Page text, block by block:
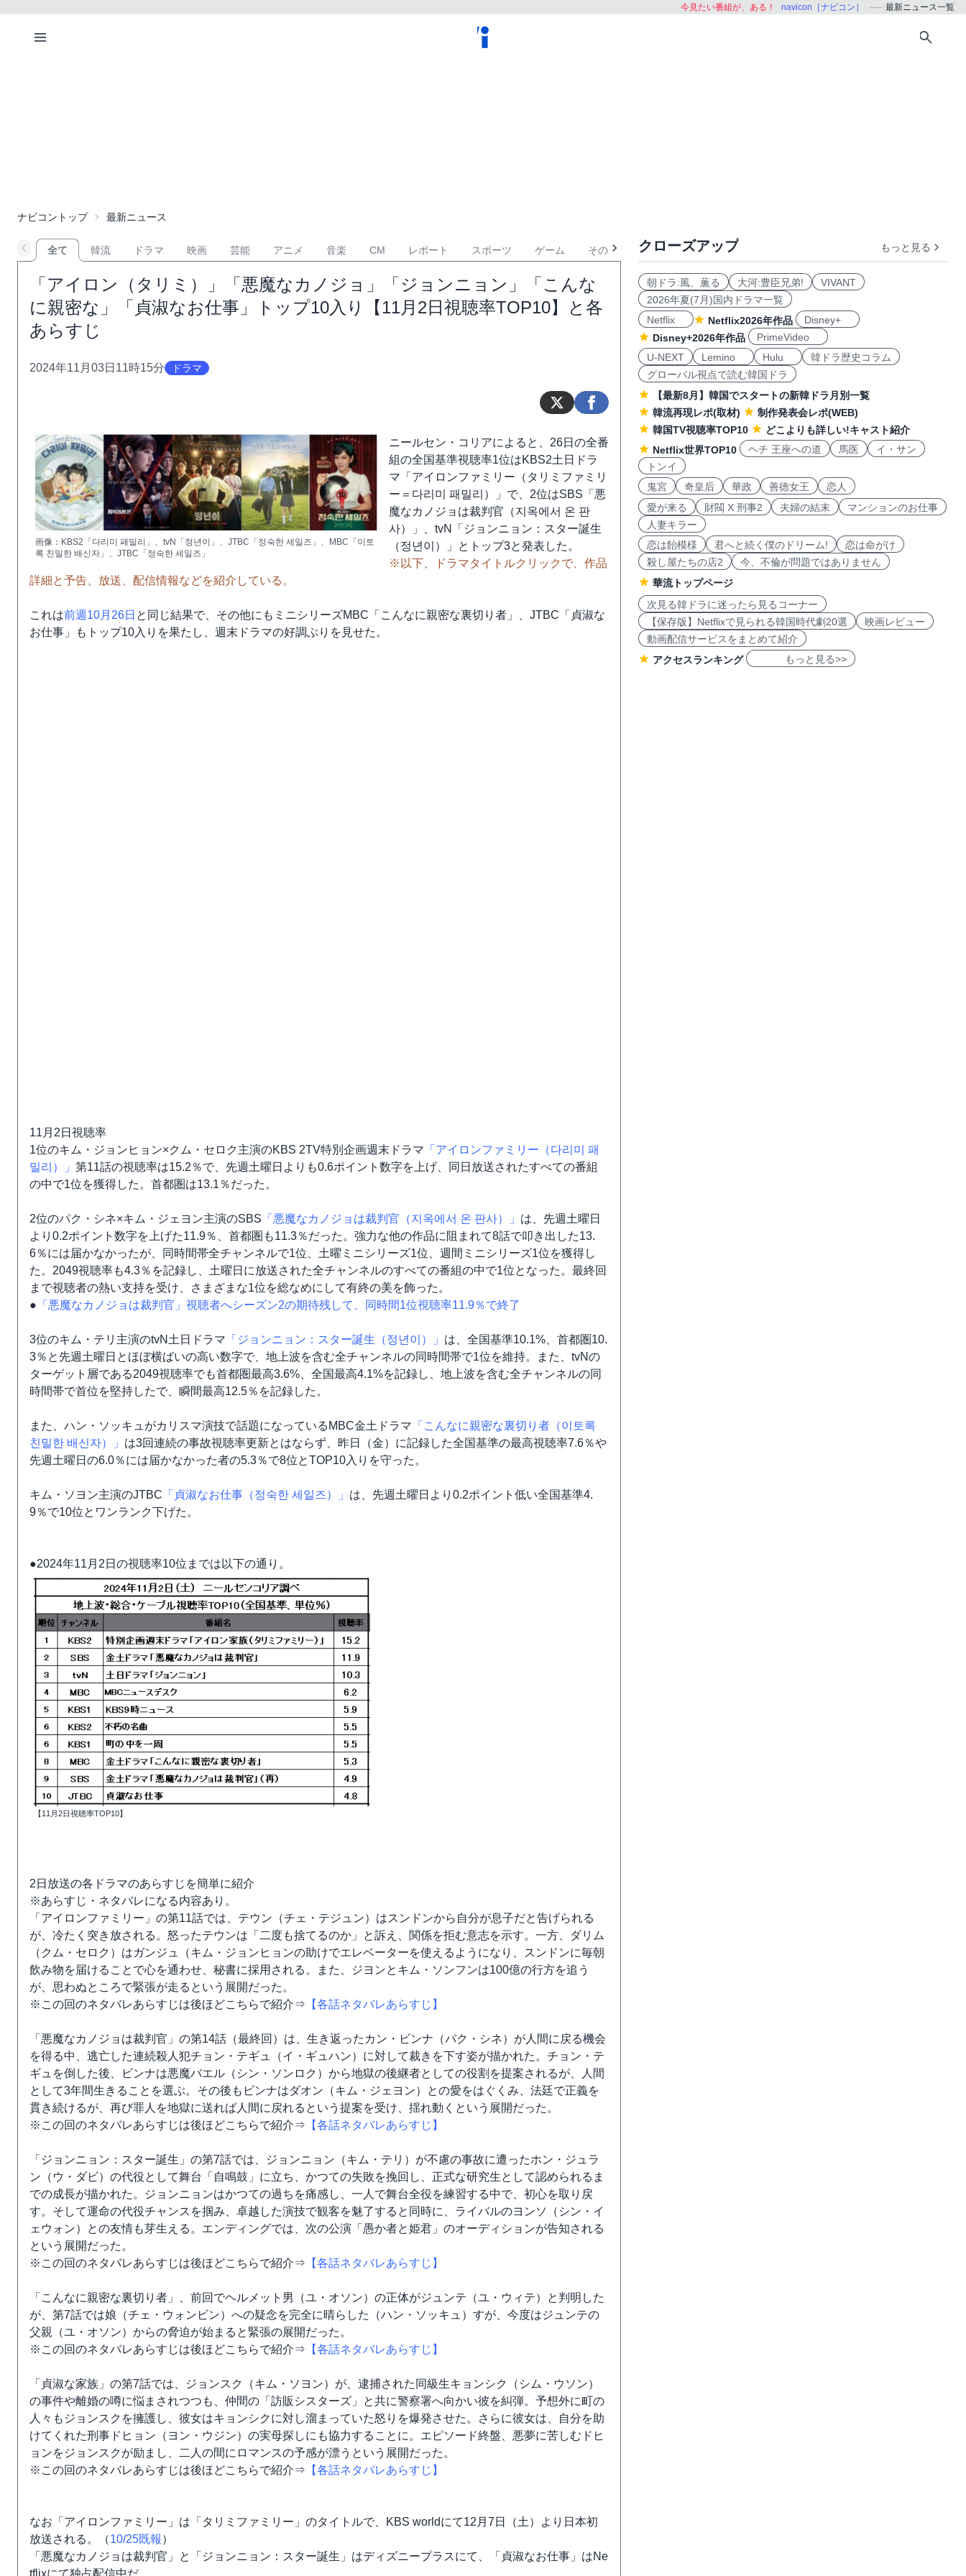
今見たい番組が、ある！ navicon［ナビコン］ 最新ニュース一覧
ナビコントップ 最新ニュース
全て 韓流 ドラマ 映画 芸能 アニメ 音楽 CM レポート スポーツ ゲーム その他
「アイロン（タリミ）」「悪魔なカノジョ」「ジョンニョン」「こんな
に親密な」「貞淑なお仕事」トップ10入り【11月2日視聴率TOP10】と各
あらすじ
2024年11月03日11時15分 ドラマ
画像：KBS2「다리미 패밀리」、tvN「정년이」、JTBC「정숙한 세일즈」、MBC「이토
록 친밀한 배신자」、JTBC「정숙한 세일즈」
ニールセン・コリアによると、26日の全番
組の全国基準視聴率1位はKBS2土日ドラ
マ「アイロンファミリー（タリミファミリ
ー＝다리미 패밀리）」で、2位はSBS「悪
魔なカノジョは裁判官（지옥에서 온 판
사）」、tvN「ジョンニョン：スター誕生
（정년이）」とトップ3と発表した。
※以下、ドラマタイトルクリックで、作品
詳細と予告、放送、配信情報などを紹介している。
これは前週10月26日 と同じ結果で、その他にもミニシリーズMBC「こんなに親密な裏切り者」、JTBC「貞淑な
お仕事」もトップ10入りを果たし、週末ドラマの好調ぶりを見せた。
11月2日視聴率
1位のキム・ジョンヒョン×クム・セロク主演のKBS 2TV特別企画週末ドラマ 「アイロンファミリー（다리미 패
밀리）」 第11話の視聴率は15.2％で、先週土曜日よりも0.6ポイント数字を上げ、同日放送されたすべての番組
の中で1位を獲得した。首都圏は13.1％だった。
2位のパク・シネ×キム・ジェヨン主演のSBS 「悪魔なカノジョは裁判官（지옥에서 온 판사）」 は、先週土曜日
より0.2ポイント数字を上げた11.9％、首都圏も11.3％だった。強力な他の作品に阻まれて8話で叩き出した13.
6％には届かなかったが、同時間帯全チャンネルで1位、土曜ミニシリーズ1位、週間ミニシリーズ1位を獲得し
た。2049視聴率も4.3％を記録し、土曜日に放送された全チャンネルのすべての番組の中で1位となった。最終回
まで視聴者の熱い支持を受け、さまざまな1位を総なめにして有終の美を飾った。
● 「悪魔なカノジョは裁判官」視聴者へシーズン2の期待残して、同時間1位視聴率11.9％で終了
3位のキム・テリ主演のtvN土日ドラマ 「ジョンニョン：スター誕生（정년이）」 は、全国基準10.1%、首都圏10.
3％と先週土曜日とほぼ横ばいの高い数字で、地上波を含む全チャンネルの同時間帯で1位を維持。また、tvNの
ターゲット層である2049視聴率でも首都圏最高3.6%、全国最高4.1%を記録し、地上波を含む全チャンネルの同
時間帯で首位を堅持したで、瞬間最高12.5％を記録した。
また、ハン・ソッキュがカリスマ演技で話題になっているMBC金土ドラマ 「こんなに親密な裏切り者（이토록
친밀한 배신자）」 は3回連続の事故視聴率更新とはならず、昨日（金）に記録した全国基準の最高視聴率7.6％や
先週土曜日の6.0％には届かなかった者の5.3％で8位とTOP10入りを守った。
キム・ソヨン主演のJTBC 「貞淑なお仕事（정숙한 세일즈）」 は、先週土曜日より0.2ポイント低い全国基準4.
9％で10位とワンランク下げた。
●2024年11月2日の視聴率10位までは以下の通り。
【11月2日視聴率TOP10】
2日放送の各ドラマのあらすじを簡単に紹介
※あらすじ・ネタバレになる内容あり。
「アイロンファミリー」の第11話では、テウン（チェ・テジュン）はスンドンから自分が息子だと告げられる
が、冷たく突き放される。怒ったテウンは「二度も捨てるのか」と訴え、関係を拒む意志を示す。一方、ダリム
（クム・セロク）はガンジュ（キム・ジョンヒョンの助けでエレベーターを使えるようになり、スンドンに毎朝
飲み物を届けることで心を通わせ、秘書に採用される。また、ジヨンとキム・ソンフンは100億の行方を追う
が、思わぬところで緊張が走るという展開だった。
※この回のネタバレあらすじは後ほどこちらで紹介⇒ 【各話ネタバレあらすじ】
「悪魔なカノジョは裁判官」の第14話（最終回）は、生き返ったカン・ビンナ（パク・シネ）が人間に戻る機会
を得る中、逃亡した連続殺人犯チョン・テギュ（イ・ギュハン）に対して裁きを下す姿が描かれた。チョン・テ
ギュを倒した後、ビンナは悪魔バエル（シン・ソンロク）から地獄の後継者としての役割を提案されるが、人間
として3年間生きることを選ぶ。その後もビンナはダオン（キム・ジェヨン）との愛をはぐくみ、法廷で正義を
貫き続けるが、再び罪人を地獄に送れば人間に戻れるという提案を受け、揺れ動くという展開だった。
※この回のネタバレあらすじは後ほどこちらで紹介⇒ 【各話ネタバレあらすじ】
「ジョンニョン：スター誕生」の第7話では、ジョンニョン（キム・テリ）が不慮の事故に遭ったホン・ジュラ
ン（ウ・ダビ）の代役として舞台「自鳴鼓」に立ち、かつての失敗を挽回し、正式な研究生として認められるま
での成長が描かれた。ジョンニョンはかつての過ちを痛感し、一人で舞台全役を練習する中で、初心を取り戻
す。そして運命の代役チャンスを掴み、卓越した演技で観客を魅了すると同時に、ライバルのヨンソ（シン・イ
ェウォン）との友情も芽生える。エンディングでは、次の公演「愚か者と姫君」のオーディションが告知される
という展開だった。
※この回のネタバレあらすじは後ほどこちらで紹介⇒ 【各話ネタバレあらすじ】
「こんなに親密な裏切り者」、前回でヘルメット男（ユ・オソン）の正体がジュンテ（ユ・ウィテ）と判明した
が、第7話では娘（チェ・ウォンビン）への疑念を完全に晴らした（ハン・ソッキュ）すが、今度はジュンテの
父親（ユ・オソン）からの脅迫が始まると緊張の展開だった。
※この回のネタバレあらすじは後ほどこちらで紹介⇒ 【各話ネタバレあらすじ】
「貞淑な家族」の第7話では、ジョンスク（キム・ソヨン）が、逮捕された同級生キョンシク（シム・ウソン）
の事件や離婚の噂に悩まされつつも、仲間の「訪販シスターズ」と共に警察署へ向かい彼を糾弾。予想外に町の
人々もジョンスクを擁護し、彼女はキョンシクに対し溜まっていた怒りを爆発させた。さらに彼女は、自分を助
けてくれた刑事ドヒョン（ヨン・ウジン）の実母探しにも協力することに。エピソード終盤、悪夢に苦しむドヒ
ョンをジョンスクが励まし、二人の間にロマンスの予感が漂うという展開だった。
※この回のネタバレあらすじは後ほどこちらで紹介⇒ 【各話ネタバレあらすじ】
なお「アイロンファミリー」は「タリミファミリー」のタイトルで、KBS worldにて12月7日（土）より日本初
放送される。（10/25既報 ）
「悪魔なカノジョは裁判官」と「ジョンニョン：スター誕生」はディズニープラスにて、「貞淑なお仕事」はNe
tflixにて独占配信中だ。
クローズアップ もっと見る
朝ドラ:風、薫る 大河:豊臣兄弟!
VIVANT
2026年夏(7月)国内ドラマ一覧
Netflix
Netflix2026年作品
Disney+
Disney+2026年作品
PrimeVideo
U-NEXT
Lemino Hulu
韓ドラ歴史コラム
グローバル視点で読む韓国ドラ
【最新8月】韓国でスタートの新韓ドラ月別一覧
韓流再現レポ(取材)
制作発表会レポ(WEB)
韓国TV視聴率TOP10
どこよりも詳しい!キャスト紹介
Netflix世界TOP10
ヘチ 王座への道 馬医
イ・サン
トンイ
鬼宮
奇皇后 華政 善徳女王
恋人
愛が来る
財閥 X 刑事2 夫婦の結末
マンションのお仕事
人妻キラー
恋は飴模様
君へと続く僕のドリーム!
恋は命がけ
殺し屋たちの店2
今、不倫が問題ではありません
華流トップページ
次見る韓ドラに迷ったら見るコーナー
【保存版】Netflixで見られる韓国時代劇20選
映画レビュー
動画配信サービスをまとめて紹介
アクセスランキング
もっと見る>>